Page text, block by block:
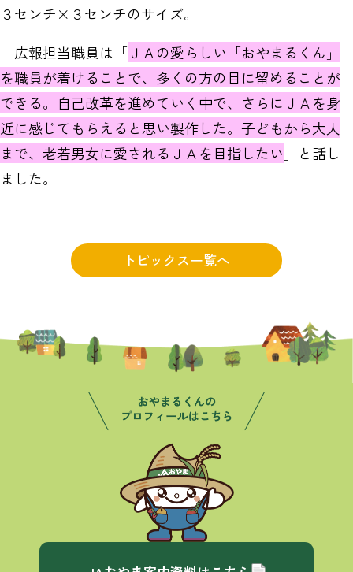
３センチ×３センチのサイズ。
広報担当職員は「ＪＡの愛らしい「おやまるくん」
を職員が着けることで、多くの方の目に留めることが
できる。自己改革を進めていく中で、さらにＪＡを身
近に感じてもらえると思い製作した。子どもから大人
まで、老若男女に愛されるＪＡを目指したい 」と話し
ました。
トピックス一覧へ